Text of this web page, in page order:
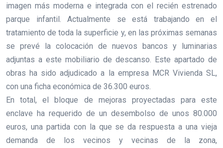
imagen más moderna e integrada con el recién estrenado
parque infantil. Actualmente se está trabajando en el
tratamiento de toda la superficie y, en las próximas semanas
se prevé la colocación de nuevos bancos y luminarias
adjuntas a este mobiliario de descanso. Este apartado de
obras ha sido adjudicado a la empresa MCR Vivienda SL,
con una ficha económica de 36.300 euros.
En total, el bloque de mejoras proyectadas para este
enclave ha requerido de un desembolso de unos 80.000
euros, una partida con la que se da respuesta a una vieja
demanda de los vecinos y vecinas de la zona,